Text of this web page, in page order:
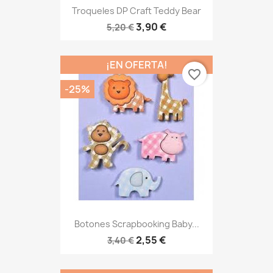
Troqueles DP Craft Teddy Bear
5,20 €3,90 €
Botones Scrapbooking Baby...
3,40 €2,55 €
¡EN OFERTA!
-25%
favorite_border